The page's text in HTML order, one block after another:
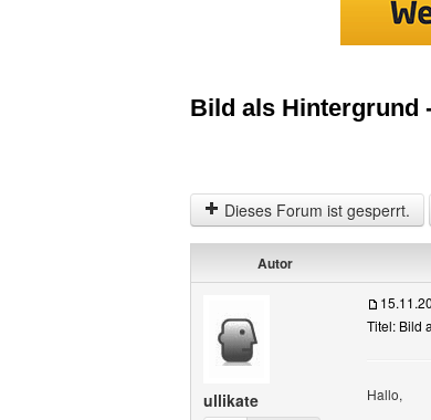
Bild als Hintergrund
Dieses Forum ist gesperrt.
Autor
ullikate
Titel: Bild
Hallo,